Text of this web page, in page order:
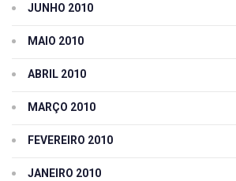
JUNHO 2010
MAIO 2010
ABRIL 2010
MARÇO 2010
FEVEREIRO 2010
JANEIRO 2010